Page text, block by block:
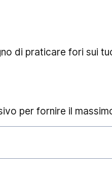
di praticare fori sui
per fornire il